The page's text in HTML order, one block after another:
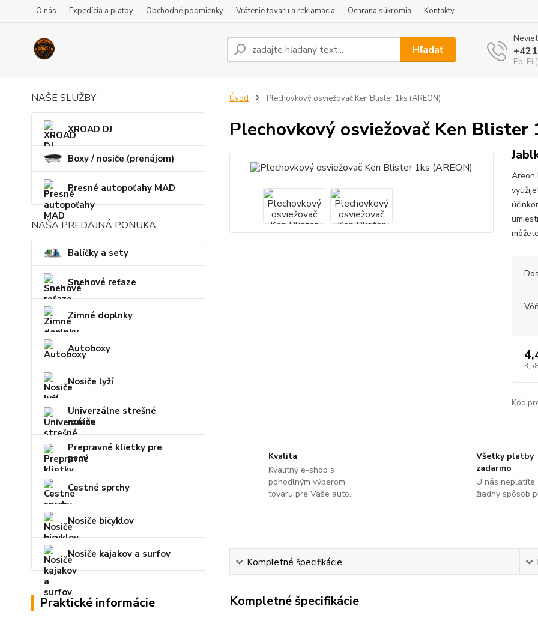
O nás Expedícia a platby Obchodné podmienky Vrátenie tovaru a reklamácia Ochrana súkromia Kontakty
Hľadať
Po-Pi
NAŠE SLUŽBY
XROAD DJ
Boxy / nosiče (prenájom)
Presné autopoťahy MAD
NAŠA PREDAJNÁ PONUKA
Balíčky a sety
Snehové reťaze
Zimné doplnky
Autoboxy
Nosiče lyží
Univerzálne strešné
nosiče
Prepravné klietky pre
psov
Cestné sprchy
Nosiče bicyklov
Nosiče kajakov a surfov
Praktické informácie
Úvod Plechovkový osviežovač Ken Blister 1ks (AREON)
Plechovkový osviežovač Ken Blister
Areon
Kód
Kvalita
Kvalitný e-shop s
pohodlným výberom
tovaru pre Vaše auto.
Všetky platby
zadarmo
U nás neplatíte
žiadny spôsob
Kompletné špecifikácie
Kompletné špecifikácie